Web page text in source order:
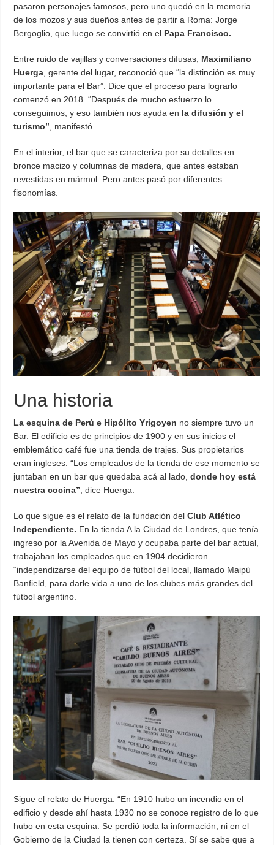
pasaron personajes famosos, pero uno quedó en la memoria
de los mozos y sus dueños antes de partir a Roma: Jorge
Bergoglio, que luego se convirtió en el Papa Francisco.
Entre ruido de vajillas y conversaciones difusas, Maximiliano
Huerga , gerente del lugar, reconoció que “la distinción es muy
importante para el Bar”. Dice que el proceso para lograrlo
comenzó en 2018. “Después de mucho esfuerzo lo
conseguimos, y eso también nos ayuda en la difusión y el
turismo” , manifestó.
En el interior, el bar que se caracteriza por su detalles en
bronce macizo y columnas de madera, que antes estaban
revestidas en mármol. Pero antes pasó por diferentes
fisonomías.
Una historia
La esquina de Perú e Hipólito Yrigoyen no siempre tuvo un
Bar. El edificio es de principios de 1900 y en sus inicios el
emblemático café fue una tienda de trajes. Sus propietarios
eran ingleses. “Los empleados de la tienda de ese momento se
juntaban en un bar que quedaba acá al lado,donde hoy está
nuestra cocina” , dice Huerga.
Lo que sigue es el relato de la fundación del Club Atlético
Independiente. En la tienda A la Ciudad de Londres, que tenía
ingreso por la Avenida de Mayo y ocupaba parte del bar actual,
trabajaban los empleados que en 1904 decidieron
“independizarse del equipo de fútbol del local, llamado Maipú
Banfield, para darle vida a uno de los clubes más grandes del
fútbol argentino.
Sigue el relato de Huerga: “En 1910 hubo un incendio en el
edificio y desde ahí hasta 1930 no se conoce registro de lo que
hubo en esta esquina. Se perdió toda la información, ni en el
Gobierno de la Ciudad la tienen con certeza. Sí se sabe que a